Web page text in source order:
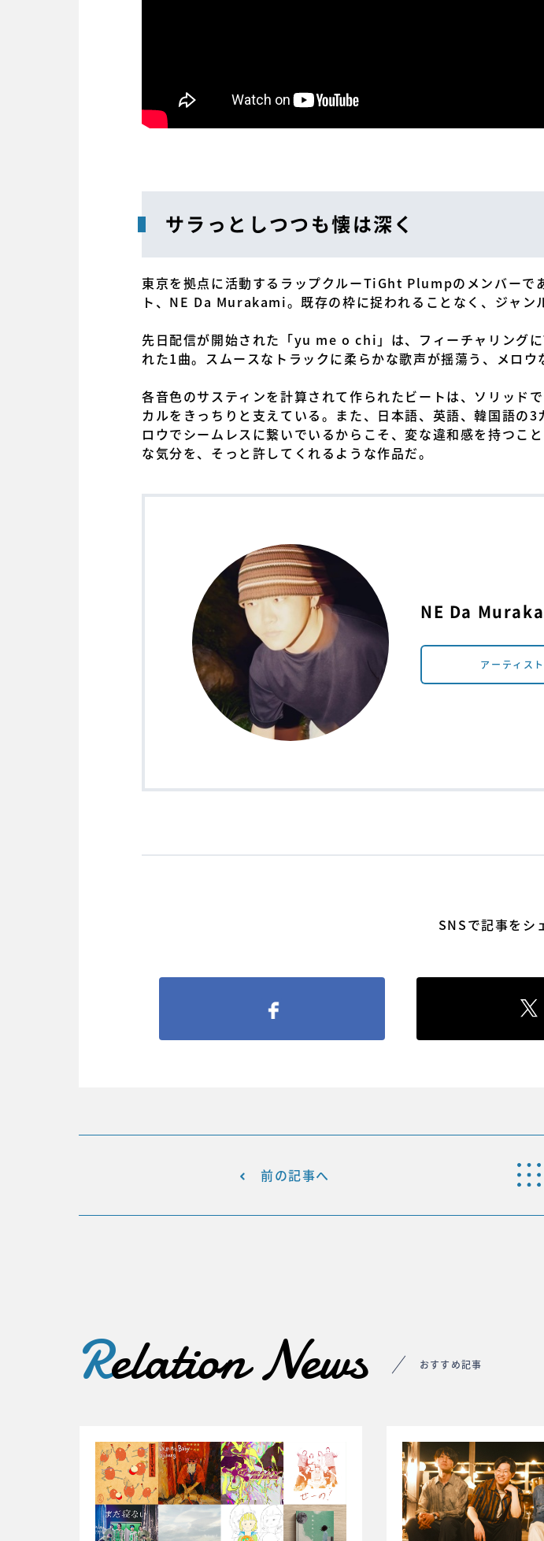
サラっとしつつも懐は深く
東京を拠点に活動するラップクルーTiGht Plumpのメンバーで
ト、NE Da Murakami。既存の枠に捉われることなく、ジャン
先日配信が開始された「yu me o chi」は、フィーチャリング
れた1曲。スムースなトラックに柔らかな歌声が揺蕩う、メロウ
各音色のサスティンを計算されて作られたビートは、ソリッド
カルをきっちりと支えている。また、日本語、英語、韓国語の
ロウでシームレスに繋いでいるからこそ、変な違和感を持つこ
な気分を、そっと許してくれるような作品だ。
NE Da
アーティス
SNSで記事をシ
前の記事へ
Relation News おすすめ記事